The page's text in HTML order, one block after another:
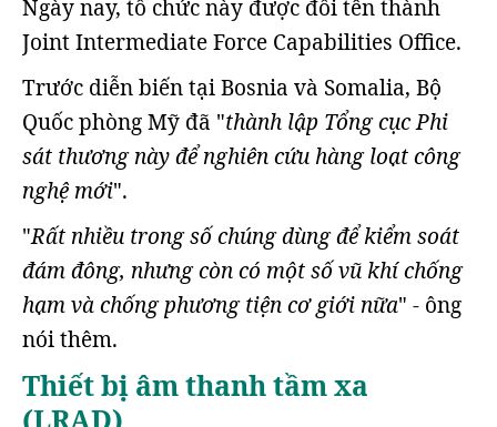
Ngày nay, tổ chức này được đổi tên thành
Joint Intermediate Force Capabilities Office.
Trước diễn biến tại Bosnia và Somalia, Bộ
Quốc phòng Mỹ đã "thành lập Tổng cục Phi
sát thương này để nghiên cứu hàng loạt công
nghệ mới".
"Rất nhiều trong số chúng dùng để kiểm soát
đám đông, nhưng còn có một số vũ khí chống
hạm và chống phương tiện cơ giới nữa" - ông
nói thêm.
Thiết bị âm thanh tầm xa